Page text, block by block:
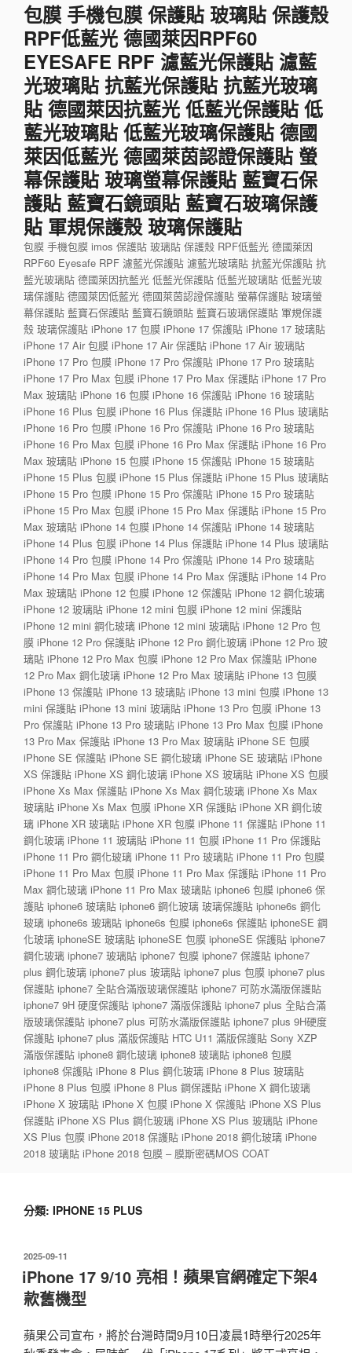
包膜 手機包膜 保護貼 玻璃貼 保護殼
RPF低藍光 德國萊因RPF60
EYESAFE RPF 濾藍光保護貼 濾藍
光玻璃貼 抗藍光保護貼 抗藍光玻璃
貼 德國萊因抗藍光 低藍光保護貼 低
藍光玻璃貼 低藍光玻璃保護貼 德國
萊因低藍光 德國萊茵認證保護貼 螢
幕保護貼 玻璃螢幕保護貼 藍寶石保
護貼 藍寶石鏡頭貼 藍寶石玻璃保護
貼 軍規保護殼 玻璃保護貼
包膜 手機包膜 imos 保護貼 玻璃貼 保護殼 RPF低藍光 德國萊因
RPF60 Eyesafe RPF 濾藍光保護貼 濾藍光玻璃貼 抗藍光保護貼 抗
藍光玻璃貼 德國萊因抗藍光 低藍光保護貼 低藍光玻璃貼 低藍光玻
璃保護貼 德國萊因低藍光 德國萊茵認證保護貼 螢幕保護貼 玻璃螢
幕保護貼 藍寶石保護貼 藍寶石鏡頭貼 藍寶石玻璃保護貼 軍規保護
殼 玻璃保護貼 iPhone 17 包膜 iPhone 17 保護貼 iPhone 17 玻璃貼
iPhone 17 Air 包膜 iPhone 17 Air 保護貼 iPhone 17 Air 玻璃貼
iPhone 17 Pro 包膜 iPhone 17 Pro 保護貼 iPhone 17 Pro 玻璃貼
iPhone 17 Pro Max 包膜 iPhone 17 Pro Max 保護貼 iPhone 17 Pro
Max 玻璃貼 iPhone 16 包膜 iPhone 16 保護貼 iPhone 16 玻璃貼
iPhone 16 Plus 包膜 iPhone 16 Plus 保護貼 iPhone 16 Plus 玻璃貼
iPhone 16 Pro 包膜 iPhone 16 Pro 保護貼 iPhone 16 Pro 玻璃貼
iPhone 16 Pro Max 包膜 iPhone 16 Pro Max 保護貼 iPhone 16 Pro
Max 玻璃貼 iPhone 15 包膜 iPhone 15 保護貼 iPhone 15 玻璃貼
iPhone 15 Plus 包膜 iPhone 15 Plus 保護貼 iPhone 15 Plus 玻璃貼
iPhone 15 Pro 包膜 iPhone 15 Pro 保護貼 iPhone 15 Pro 玻璃貼
iPhone 15 Pro Max 包膜 iPhone 15 Pro Max 保護貼 iPhone 15 Pro
Max 玻璃貼 iPhone 14 包膜 iPhone 14 保護貼 iPhone 14 玻璃貼
iPhone 14 Plus 包膜 iPhone 14 Plus 保護貼 iPhone 14 Plus 玻璃貼
iPhone 14 Pro 包膜 iPhone 14 Pro 保護貼 iPhone 14 Pro 玻璃貼
iPhone 14 Pro Max 包膜 iPhone 14 Pro Max 保護貼 iPhone 14 Pro
Max 玻璃貼 iPhone 12 包膜 iPhone 12 保護貼 iPhone 12 鋼化玻璃
iPhone 12 玻璃貼 iPhone 12 mini 包膜 iPhone 12 mini 保護貼
iPhone 12 mini 鋼化玻璃 iPhone 12 mini 玻璃貼 iPhone 12 Pro 包
膜 iPhone 12 Pro 保護貼 iPhone 12 Pro 鋼化玻璃 iPhone 12 Pro 玻
璃貼 iPhone 12 Pro Max 包膜 iPhone 12 Pro Max 保護貼 iPhone
12 Pro Max 鋼化玻璃 iPhone 12 Pro Max 玻璃貼 iPhone 13 包膜
iPhone 13 保護貼 iPhone 13 玻璃貼 iPhone 13 mini 包膜 iPhone 13
mini 保護貼 iPhone 13 mini 玻璃貼 iPhone 13 Pro 包膜 iPhone 13
Pro 保護貼 iPhone 13 Pro 玻璃貼 iPhone 13 Pro Max 包膜 iPhone
13 Pro Max 保護貼 iPhone 13 Pro Max 玻璃貼 iPhone SE 包膜
iPhone SE 保護貼 iPhone SE 鋼化玻璃 iPhone SE 玻璃貼 iPhone
XS 保護貼 iPhone XS 鋼化玻璃 iPhone XS 玻璃貼 iPhone XS 包膜
iPhone Xs Max 保護貼 iPhone Xs Max 鋼化玻璃 iPhone Xs Max
玻璃貼 iPhone Xs Max 包膜 iPhone XR 保護貼 iPhone XR 鋼化玻
璃 iPhone XR 玻璃貼 iPhone XR 包膜 iPhone 11 保護貼 iPhone 11
鋼化玻璃 iPhone 11 玻璃貼 iPhone 11 包膜 iPhone 11 Pro 保護貼
iPhone 11 Pro 鋼化玻璃 iPhone 11 Pro 玻璃貼 iPhone 11 Pro 包膜
iPhone 11 Pro Max 包膜 iPhone 11 Pro Max 保護貼 iPhone 11 Pro
Max 鋼化玻璃 iPhone 11 Pro Max 玻璃貼 iphone6 包膜 iphone6 保
護貼 iphone6 玻璃貼 iphone6 鋼化玻璃 玻璃保護貼 iphone6s 鋼化
玻璃 iphone6s 玻璃貼 iphone6s 包膜 iphone6s 保護貼 iphoneSE 鋼
化玻璃 iphoneSE 玻璃貼 iphoneSE 包膜 iphoneSE 保護貼 iphone7
鋼化玻璃 iphone7 玻璃貼 iphone7 包膜 iphone7 保護貼 iphone7
plus 鋼化玻璃 iphone7 plus 玻璃貼 iphone7 plus 包膜 iphone7 plus
保護貼 iphone7 全貼合滿版玻璃保護貼 iphone7 可防水滿版保護貼
iphone7 9H 硬度保護貼 iphone7 滿版保護貼 iphone7 plus 全貼合滿
版玻璃保護貼 iphone7 plus 可防水滿版保護貼 iphone7 plus 9H硬度
保護貼 iphone7 plus 滿版保護貼 HTC U11 滿版保護貼 Sony XZP
滿版保護貼 iphone8 鋼化玻璃 iphone8 玻璃貼 iphone8 包膜
iphone8 保護貼 iPhone 8 Plus 鋼化玻璃 iPhone 8 Plus 玻璃貼
iPhone 8 Plus 包膜 iPhone 8 Plus 鋼保護貼 iPhone X 鋼化玻璃
iPhone X 玻璃貼 iPhone X 包膜 iPhone X 保護貼 iPhone XS Plus
保護貼 iPhone XS Plus 鋼化玻璃 iPhone XS Plus 玻璃貼 iPhone
XS Plus 包膜 iPhone 2018 保護貼 iPhone 2018 鋼化玻璃 iPhone
2018 玻璃貼 iPhone 2018 包膜 – 膜斯密碼MOS COAT
分類: IPHONE 15 PLUS
發
佈
於
2025-09-11
iPhone 17 9/10 亮相！蘋果官網確定下架4
款舊機型
蘋果公司宣布，將於台灣時間9月10日凌晨1時舉行2025年